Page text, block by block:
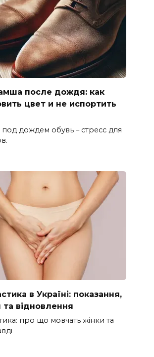
после дождя: как
цвет и не испортить
дождем обувь – стресс для
в Україні: показання,
та відновлення
про що мовчать жінки та